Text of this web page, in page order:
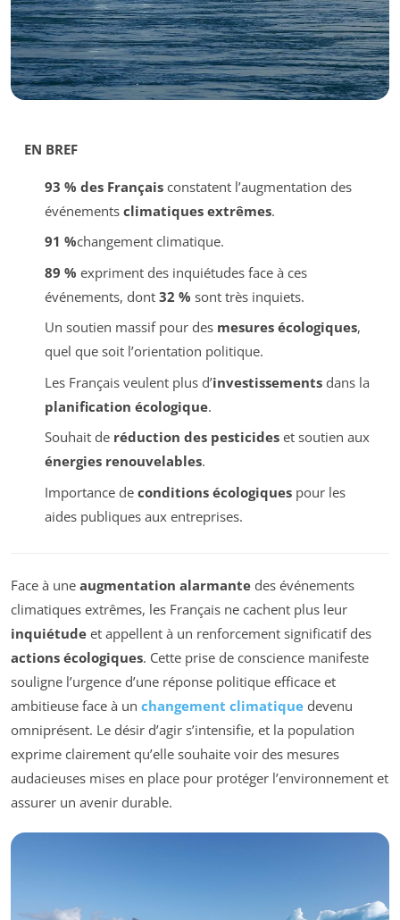
EN BREF
93 % des Françaisconstatent l’augmentation des
événements climatiques extrêmes.
91 %changement climatique.
89 % expriment des inquiétudes face à ces
événements, dont 32 % sont très inquiets.
Un soutien massif pour des mesures écologiques,
quel que soit l’orientation politique.
Les Français veulent plus d’investissementsdans la
planification écologique.
Souhait de réduction des pesticideset soutien aux
énergies renouvelables.
Importance de conditions écologiquespour les
aides publiques aux entreprises.
Face à une augmentation alarmante des événements
climatiques extrêmes, les Français ne cachent plus leur
inquiétude et appellent à un renforcement significatif des
actions écologiques. Cette prise de conscience manifeste
souligne l’urgence d’une réponse politique efficace et
ambitieuse face à un changement climatique devenu
omniprésent. Le désir d’agir s’intensifie, et la population
exprime clairement qu’elle souhaite voir des mesures
audacieuses mises en place pour protéger l’environnement et
assurer un avenir durable.